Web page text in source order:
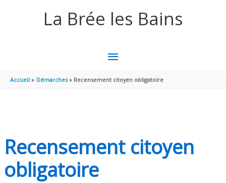
La Brée les Bains
MENU
PRINCIPAL
Accueil Démarches Recensement citoyen obligatoire
Recensement citoyen
obligatoire